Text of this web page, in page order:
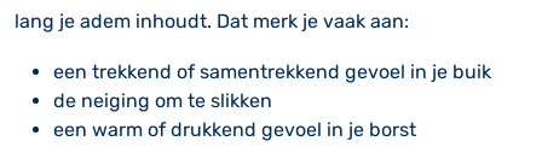
lang je adem inhoudt. Dat merk je vaak aan:
een trekkend of samentrekkend gevoel in je buik
de neiging om te slikken
een warm of drukkend gevoel in je borst